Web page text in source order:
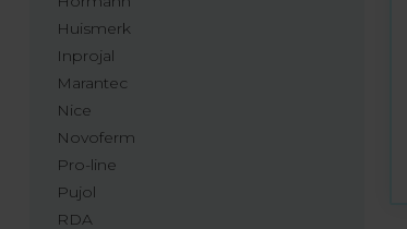
Huismerk
Inprojal
Marantec
Nice
Novoferm
Pro-line
Pujol
RDA